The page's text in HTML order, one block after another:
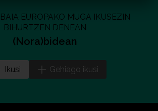
EUROPAKO MUGA IKUSEZIN
BIHURTZEN DENEAN
(Nora)bidean
Ikusi Gehiago ikusi